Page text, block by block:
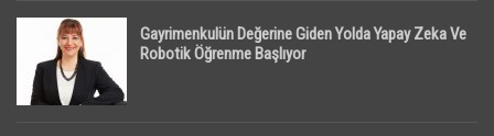
Gayrimenkulün Değerine Giden Yolda Yapay Zeka Ve
Robotik Öğrenme Başlıyor